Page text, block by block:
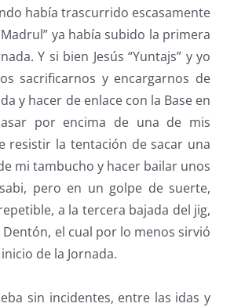
había trascurrido escasamente
ya había subido la primera
Y si bien Jesús “Yuntajs” y yo
sacrificarnos y encargarnos de
y hacer de enlace con la Base en
por encima de una de mis
resistir la tentación de sacar una
mi tambucho y hacer bailar unos
pero en un golpe de suerte,
a la tercera bajada del jig,
el cual por lo menos sirvió
de la Jornada.
sin incidentes, entre las idas y